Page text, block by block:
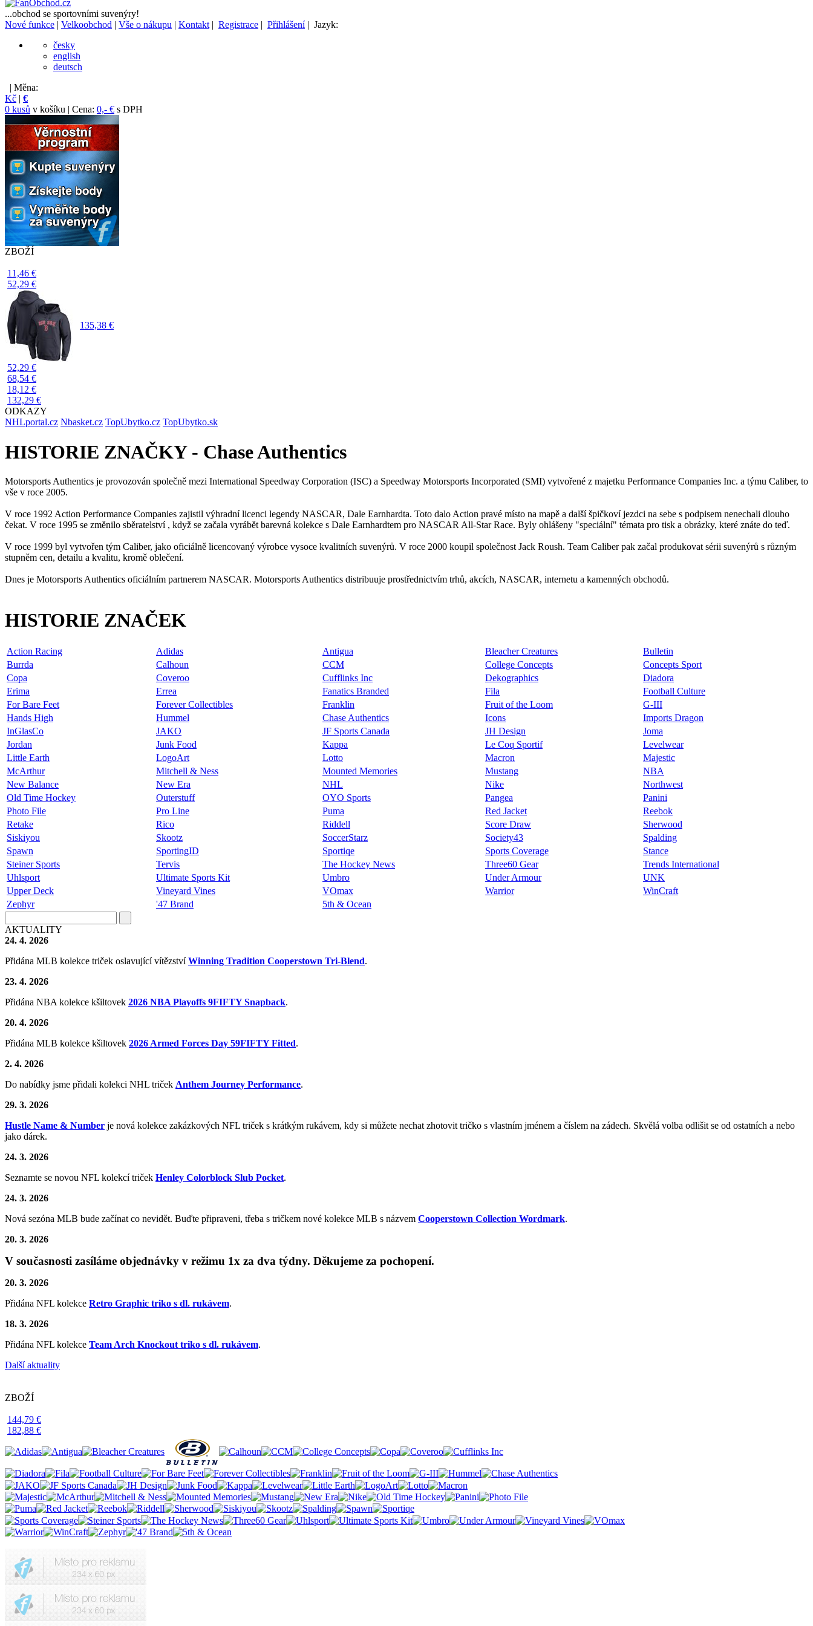
...obchod se sportovními suvenýry!
Nové funkce | Velkoobchod | Vše o nákupu | Kontakt | Registrace | Přihlášení| Jazyk:
česky
english
deutsch
| Měna:
Kč | €
0 kusů v košíku | Cena: 0,- € s DPH
ZBOŽÍ
11,46 €
52,29 €
135,38 €
52,29 €
68,54 €
18,12 €
132,29 €
ODKAZY
NHLportal.cz Nbasket.cz TopUbytko.cz TopUbytko.sk
HISTORIE ZNAČKY - Chase Authentics
Motorsports Authentics je provozován společně mezi International Speedway Corporation (ISC) a Speedway Motorsports Incorporated (SMI) vytvořené z majetku Performance Companies Inc. a týmu Caliber, to
vše v roce 2005.
V roce 1992 Action Performance Companies zajistil výhradní licenci legendy NASCAR, Dale Earnhardta. Toto dalo Action pravé místo na mapě a další špičkoví jezdci na sebe s podpisem nenechali dlouho
čekat. V roce 1995 se změnilo sběratelství , když se začala vyrábět barevná kolekce s Dale Earnhardtem pro NASCAR All-Star Race. Byly ohlášeny "speciální" témata pro tisk a obrázky, které znáte do teď.
V roce 1999 byl vytvořen tým Caliber, jako oficiálně licencovaný výrobce vysoce kvalitních suvenýrů. V roce 2000 koupil společnost Jack Roush. Team Caliber pak začal produkovat sérii suvenýrů s různým
stupněm cen, detailu a kvalitu, kromě oblečení.
Dnes je Motorsports Authentics oficiálním partnerem NASCAR. Motorsports Authentics distribuuje prostřednictvím trhů, akcích, NASCAR, internetu a kamenných obchodů.
HISTORIE ZNAČEK
Action Racing Adidas Antigua Bleacher Creatures
Bulletin
Burrda
Calhoun CCM College Concepts
Concepts Sport
Copa
Coveroo Cufflinks Inc Dekographics
Diadora
Erima
Errea Fanatics Branded Fila
Football Culture
For Bare Feet
Forever Collectibles Franklin Fruit of the Loom
G-III
Hands High
Hummel Chase Authentics Icons
Imports Dragon
InGlasCo
JAKO JF Sports Canada JH Design
Joma
Jordan
Junk Food Kappa Le Coq Sportif
Levelwear
Little Earth
LogoArt Lotto Macron
Majestic
McArthur
Mitchell & Ness Mounted Memories Mustang
NBA
New Balance
New Era NHL Nike
Northwest
Old Time Hockey
Outerstuff OYO Sports Pangea
Panini
Photo File
Pro Line Puma Red Jacket
Reebok
Retake
Rico Riddell Score Draw
Sherwood
Siskiyou
Skootz SoccerStarz Society43
Spalding
Spawn
SportingID Sportiqe Sports Coverage
Stance
Steiner Sports
Tervis The Hockey News Three60 Gear
Trends International
Uhlsport
Ultimate Sports Kit Umbro Under Armour
UNK
Upper Deck
Vineyard Vines VOmax Warrior
WinCraft
Zephyr
'47 Brand 5th & Ocean
AKTUALITY
24. 4. 2026
Přidána MLB kolekce triček oslavující vítězstvíWinning Tradition Cooperstown Tri-Blend.
23. 4. 2026
Přidána NBA kolekce kšiltovek 2026 NBA Playoffs 9FIFTY Snapback.
20. 4. 2026
Přidána MLB kolekce kšiltovek 2026 Armed Forces Day 59FIFTY Fitted.
2. 4. 2026
Do nabídky jsme přidali kolekci NHL triček Anthem Journey Performance.
29. 3. 2026
Hustle Name & Number je nová kolekce zakázkových NFL triček s krátkým rukávem, kdy si můžete nechat zhotovit tričko s vlastním jménem a číslem na zádech. Skvělá volba odlišit se od ostatních a nebo
jako dárek.
24. 3. 2026
Seznamte se novou NFL kolekcí triček Henley Colorblock Slub Pocket.
24. 3. 2026
Nová sezóna MLB bude začínat co nevidět. Buďte připraveni, třeba s tričkem nové kolekce MLB s názvem Cooperstown Collection Wordmark.
20. 3. 2026
V současnosti zasíláme objednávky v režimu 1x za dva týdny. Děkujeme za pochopení.
20. 3. 2026
Přidána NFL kolekce Retro Graphic triko s dl. rukávem.
18. 3. 2026
Přidána NFL kolekce Team Arch Knockout triko s dl. rukávem.
Další aktuality
ZBOŽÍ
144,79 €
182,88 €